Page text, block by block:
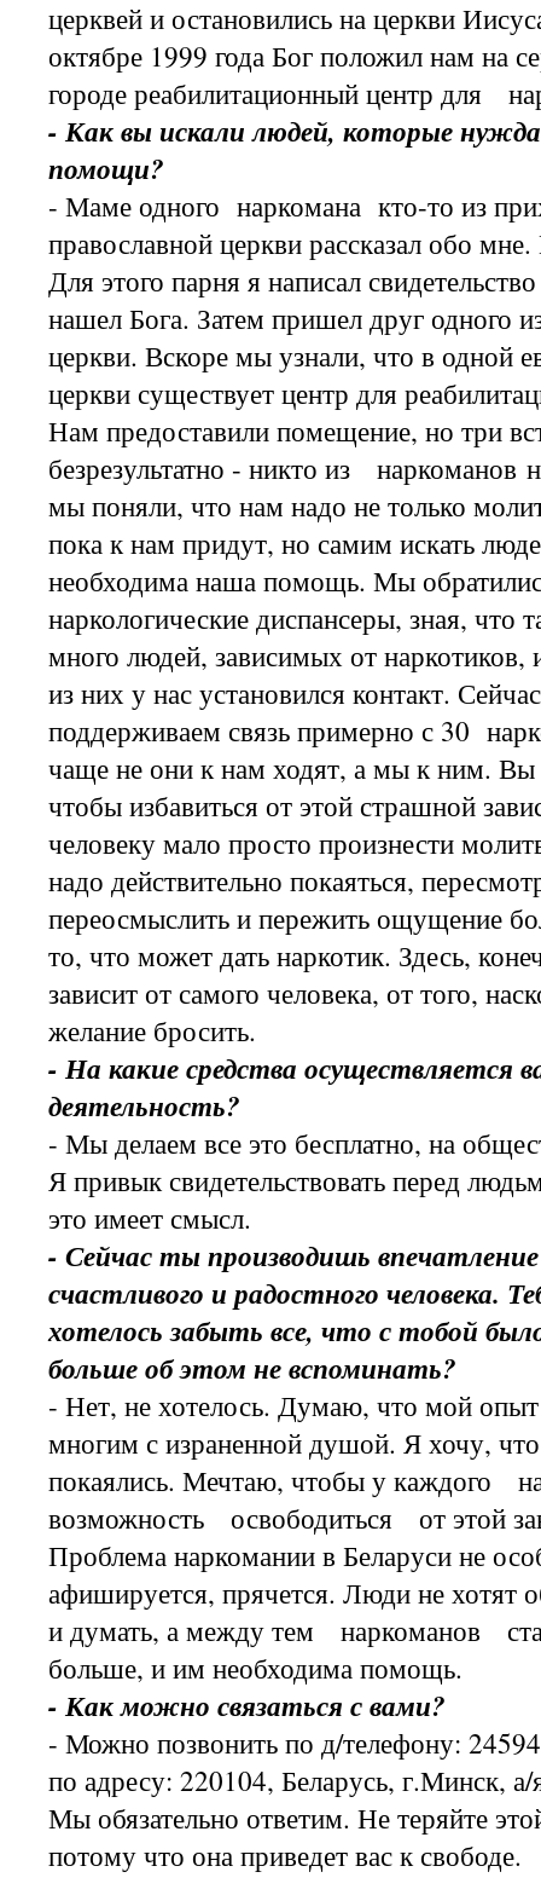
церквей и остановились на церкви
октябре 1999 года Бог положил нам на
городе реабилитационный центр для
- Как вы искали людей, которые
помощи?
- Маме одного наркомана кто-то из
православной церкви рассказал обо
Для этого парня я написал
нашел Бога. Затем пришел друг одного
церкви. Вскоре мы узнали, что в одной
церкви существует центр для
Нам предоставили помещение, но три
безрезультатно - никто из наркоманов
мы поняли, что нам надо не только
пока к нам придут, но самим искать
необходима наша помощь. Мы
наркологические диспансеры, зная, что
много людей, зависимых от наркотиков,
из них у нас установился контакт.
поддерживаем связь примерно с 30
чаще не они к нам ходят, а мы к ним. Вы
чтобы избавиться от этой страшной
человеку мало просто произнести
надо действительно покаяться,
переосмыслить и пережить ощущение
то, что может дать наркотик. Здесь,
зависит от самого человека, от того,
желание бросить.
- На какие средства осуществляется
деятельность?
- Мы делаем все это бесплатно, на
Я привык свидетельствовать перед
это имеет смысл.
- Сейчас ты производишь
счастливого и радостного человека.
хотелось забыть все, что с тобой
больше об этом не вспоминать?
- Нет, не хотелось. Думаю, что мой
многим с израненной душой. Я хочу,
покаялись. Мечтаю, чтобы у каждого
возможность освободиться от этой
Проблема наркомании в Беларуси не
афишируется, прячется. Люди не хотят
и думать, а между тем наркоманов
больше, и им необходима помощь.
- Как можно связаться с вами?
- Можно позвонить по д/телефону:
по адресу: 220104, Беларусь, г.Минск,
Мы обязательно ответим. Не теряйте
потому что она приведет вас к свободе.